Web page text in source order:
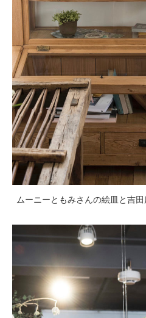
ムーニーともみさんの絵皿と吉田